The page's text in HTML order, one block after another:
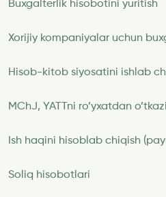
Buxgalterlik hisobotini yuritish
Xorijiy kompaniyalar uchun
Hisob-kitob siyosatini ishlab
MChJ, YATTni ro’yxatdan
Ish haqini hisoblab chiqish
Soliq hisobotlari